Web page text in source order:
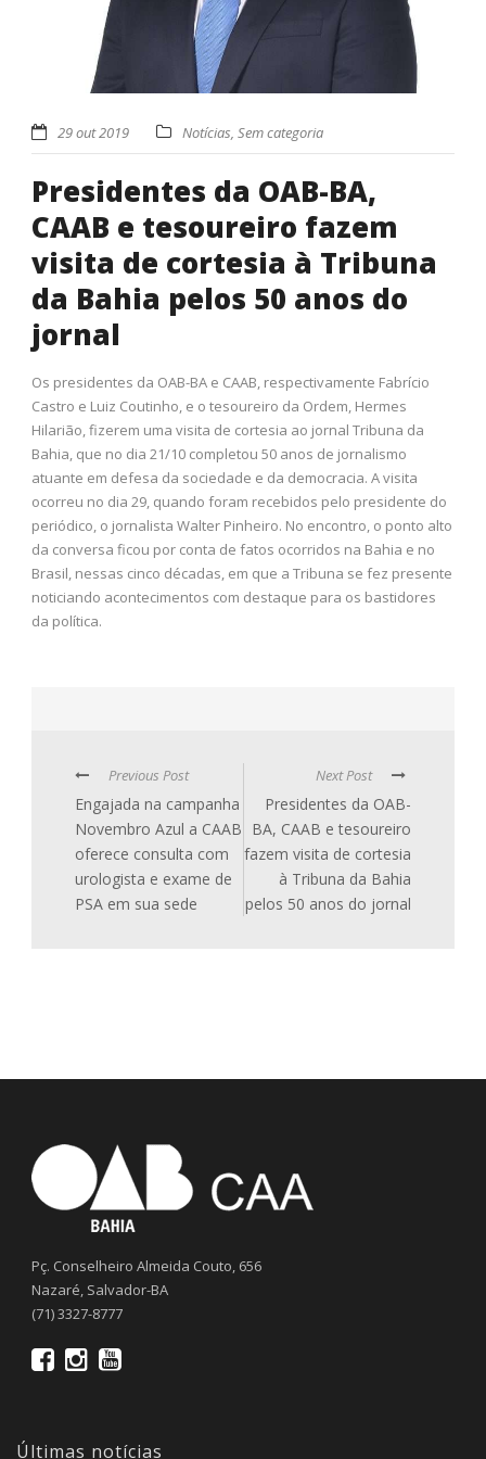
29 out 2019 Notícias, Sem categoria
Presidentes da OAB-BA,
CAAB e tesoureiro fazem
visita de cortesia à Tribuna
da Bahia pelos 50 anos do
jornal
Os presidentes da OAB-BA e CAAB, respectivamente Fabrício
Castro e Luiz Coutinho, e o tesoureiro da Ordem, Hermes
Hilarião, fizerem uma visita de cortesia ao jornal Tribuna da
Bahia, que no dia 21/10 completou 50 anos de jornalismo
atuante em defesa da sociedade e da democracia. A visita
ocorreu no dia 29, quando foram recebidos pelo presidente do
periódico, o jornalista Walter Pinheiro. No encontro, o ponto alto
da conversa ficou por conta de fatos ocorridos na Bahia e no
Brasil, nessas cinco décadas, em que a Tribuna se fez presente
noticiando acontecimentos com destaque para os bastidores
da política.
Previous Post
Engajada na campanha
Novembro Azul a CAAB
oferece consulta com
urologista e exame de
PSA em sua sede
Next Post
Presidentes da OAB-
BA, CAAB e tesoureiro
fazem visita de cortesia
à Tribuna da Bahia
pelos 50 anos do jornal
Pç. Conselheiro Almeida Couto, 656
Nazaré, Salvador-BA
(71) 3327-8777
Últimas notícias